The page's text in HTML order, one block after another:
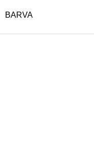
BARVA